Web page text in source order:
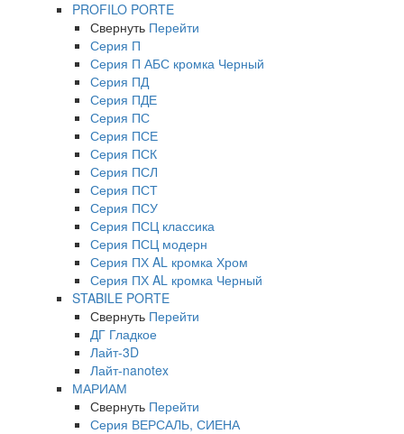
PROFILO PORTE
Свернуть Перейти
Серия П
Серия П АБС кромка Черный
Серия ПД
Серия ПДЕ
Серия ПС
Серия ПСЕ
Серия ПСК
Серия ПСЛ
Серия ПСТ
Серия ПСУ
Серия ПСЦ классика
Серия ПСЦ модерн
Серия ПХ AL кромка Хром
Серия ПХ AL кромка Черный
STABILE PORTE
Свернуть Перейти
ДГ Гладкое
Лайт-3D
Лайт-nanotex
МАРИАМ
Свернуть Перейти
Серия ВЕРСАЛЬ, СИЕНА